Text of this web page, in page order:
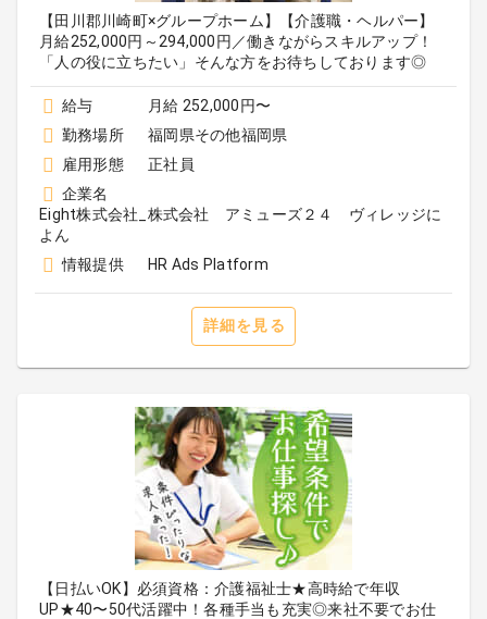
【田川郡川崎町×グループホーム】【介護職・ヘルパー】
月給252,000円～294,000円／働きながらスキルアップ！
「人の役に立ちたい」そんな方をお待ちしております◎
給与
月給 252,000円〜
勤務場所
福岡県その他福岡県
雇用形態
正社員
企業名
Eight株式会社_株式会社 アミューズ２４ ヴィレッジに
よん
情報提供
HR Ads Platform
詳細を見る
【日払いOK】必須資格：介護福祉士★高時給で年収
UP★40〜50代活躍中！各種手当も充実◎来社不要でお仕